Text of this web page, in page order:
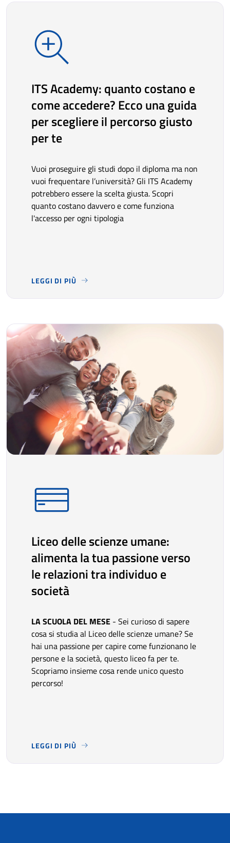
ITS Academy: quanto costano e
come accedere? Ecco una guida
per scegliere il percorso giusto
per te
Vuoi proseguire gli studi dopo il diploma ma non
vuoi frequentare l’università? Gli ITS Academy
potrebbero essere la scelta giusta. Scopri
quanto costano davvero e come funziona
l'accesso per ogni tipologia
LEGGI DI PIÙ
VUOI PROSEGUIRE GLI STUDI DOPO IL DIPLOMA MA
Liceo delle scienze umane:
alimenta la tua passione verso
le relazioni tra individuo e
società
LA SCUOLA DEL MESE - Sei curioso di sapere
cosa si studia al Liceo delle scienze umane? Se
hai una passione per capire come funzionano le
persone e la società, questo liceo fa per te.
Scopriamo insieme cosa rende unico questo
percorso!
LEGGI DI PIÙ
LA SCUOLA DEL MESE